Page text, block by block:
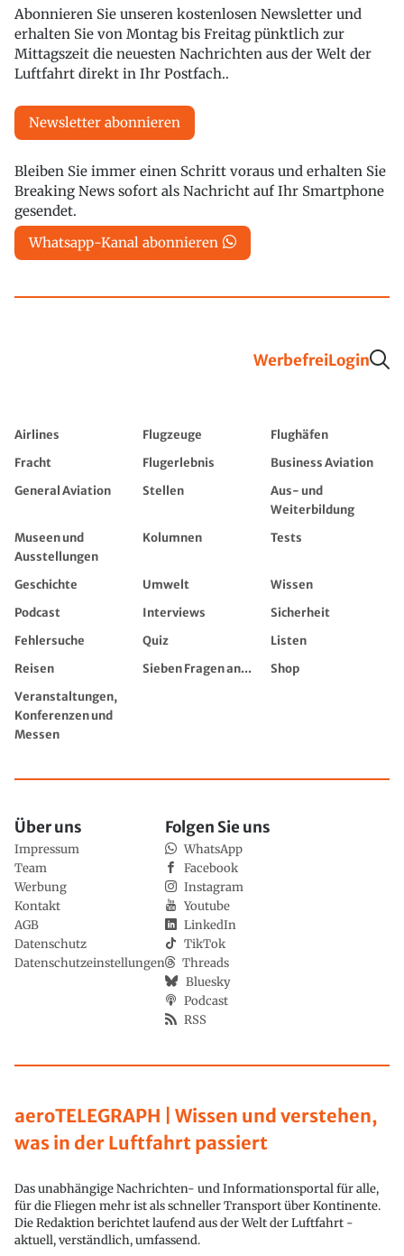
Abonnieren Sie unseren kostenlosen Newsletter und
erhalten Sie von Montag bis Freitag pünktlich zur
Mittagszeit die neuesten Nachrichten aus der Welt der
Luftfahrt direkt in Ihr Postfach..
Newsletter abonnieren
Bleiben Sie immer einen Schritt voraus und erhalten Sie
Breaking News sofort als Nachricht auf Ihr Smartphone
gesendet.
Whatsapp-Kanal abonnieren
WerbefreiLogin
Airlines Flugzeuge
Flughäfen
Fracht
Flugerlebnis
Business Aviation
General Aviation
Stellen
Aus- und
Weiterbildung
Museen und
Ausstellungen
Kolumnen Tests
Geschichte Umwelt
Wissen
Podcast
Interviews
Sicherheit
Fehlersuche
Quiz
Listen
Reisen
Sieben Fragen an...
Shop
Veranstaltungen,
Konferenzen und
Messen
aeroTELEGRAPH | Wissen und verstehen,
was in der Luftfahrt passiert
Das unabhängige Nachrichten- und Informationsportal für alle,
für die Fliegen mehr ist als schneller Transport über Kontinente.
Die Redaktion berichtet laufend aus der Welt der Luftfahrt -
aktuell, verständlich, umfassend.
Über uns
Impressum
Team
Werbung
Kontakt
AGB
Datenschutz
Datenschutzeinstellungen
Folgen Sie uns
WhatsApp
Facebook
Instagram
Youtube
LinkedIn
TikTok
Threads
Bluesky
Podcast
RSS